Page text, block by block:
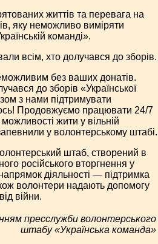
життів та перевага на
яку неможливо виміряти
команді».
всім, хто долучався до зборів.
без ваших донатів.
до зборів «Української
з нами підтримувати
Продовжуємо працювати 24/7
жити у вільній
у волонтерському штабі.
штаб, створений в
російського вторгнення у
діяльності — підтримка
волонтери надають допомогу
війни.
пресслужби волонтерського
штабу «Українська команда»